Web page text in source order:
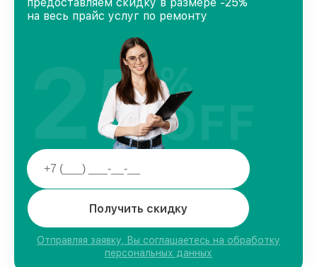
на весь прайс услуг по ремонту
Получить скидку
Отправляя заявку, Вы соглашаетесь на обработку
персональных данных
25%
OFF